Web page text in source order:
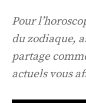
Pour
du zodiaque,
partage
actuels vous